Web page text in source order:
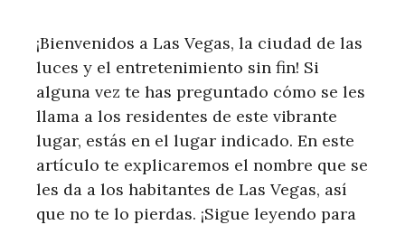
¡Bienvenidos a Las Vegas, la ciudad de las
luces y el entretenimiento sin fin! Si
alguna vez te has preguntado cómo se les
llama a los residentes de este vibrante
lugar, estás en el lugar indicado. En este
artículo te explicaremos el nombre que se
les da a los habitantes de Las Vegas, así
que no te lo pierdas. ¡Sigue leyendo para